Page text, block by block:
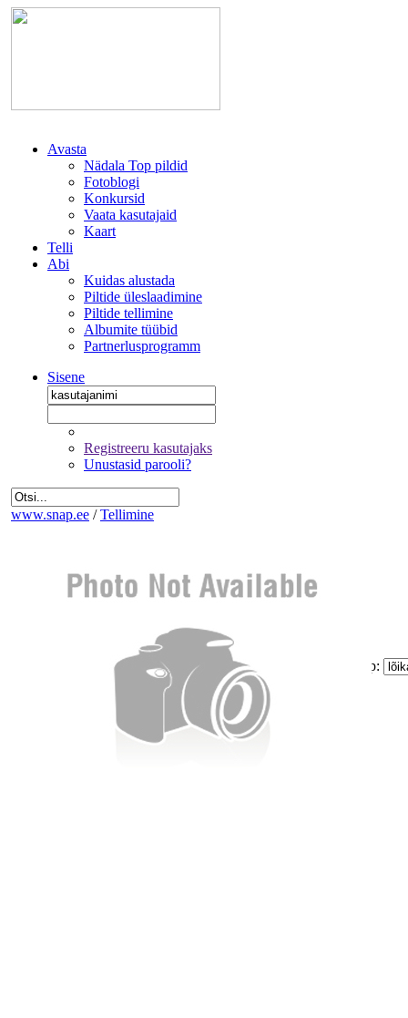
Avasta
Nädala Top pildid
Fotoblogi
Konkursid
Vaata kasutajaid
Kaart
Telli
Abi
Kuidas alustada
Piltide üleslaadimine
Piltide tellimine
Albumite tüübid
Partnerlusprogramm
Sisene
Registreeru kasutajaks
Unustasid parooli?
www.snap.ee / Tellimine
Kogus:
Paberi tüüp:
Lõike tüüp:
Eemalda kõik pildid tellimusest
Miinimum tellimus on 1.60 €